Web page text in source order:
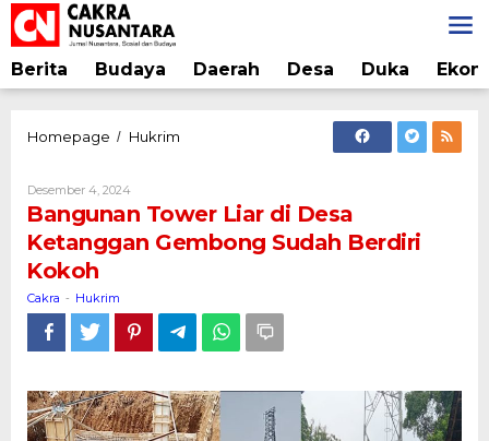
Lewati
ke
konten
Berita Budaya Daerah Desa Duka
Homepage / Hukrim
Desa
Ketanggan
Berdiri
Kokoh
Desember 4, 2024Oleh
Cakra
Bangunan Tower Liar di Desa
Ketanggan Gembong Sudah Berdiri
Kokoh
Cakra - Hukrim